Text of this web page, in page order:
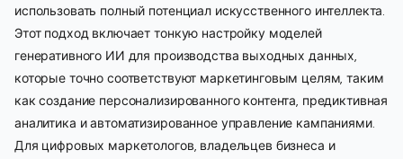
использовать полный потенциал искусственного интеллекта.
Этот подход включает тонкую настройку моделей
генеративного ИИ для производства выходных данных,
которые точно соответствуют маркетинговым целям, таким
как создание персонализированного контента, предиктивная
аналитика и автоматизированное управление кампаниями.
Для цифровых маркетологов, владельцев бизнеса и